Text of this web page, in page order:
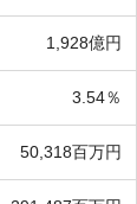
1,928億円
3.54％
50,318百万円